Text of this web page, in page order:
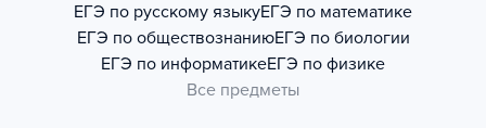
ЕГЭ по русскому языкуЕГЭ по математике
ЕГЭ по обществознаниюЕГЭ по биологии
ЕГЭ по информатикеЕГЭ по физике
Все предметы